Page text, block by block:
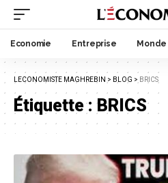
Economie Entreprise Monde
LECONOMISTE MAGHREBIN > BLOG > BRICS
Étiquette :BRICS